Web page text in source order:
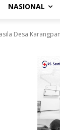
NASIONAL
Desa